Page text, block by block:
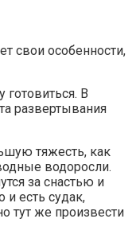
свои особенности,
готовиться. В
развертывания
тяжесть, как
водоросли.
за снастью и
и есть судак,
тут же произвести